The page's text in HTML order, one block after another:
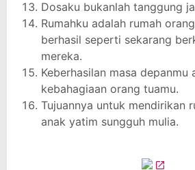
Dosaku bukanlah tanggung
Rumahku adalah rumah
berhasil seperti sekarang
mereka.
Keberhasilan masa depanmu
kebahagiaan orang tuamu.
Tujuannya untuk mendirikan
anak yatim sungguh mulia.